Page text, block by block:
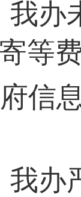
我办
等
信
我办